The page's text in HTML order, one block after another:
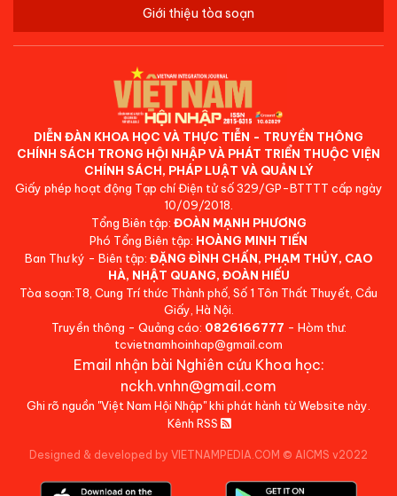
Giới thiệu tòa soạn
DIỄN ĐÀN KHOA HỌC VÀ THỰC TIỄN - TRUYỀN THÔNG
CHÍNH SÁCH TRONG HỘI NHẬP VÀ PHÁT TRIỂN THUỘC VIỆN
CHÍNH SÁCH, PHÁP LUẬT VÀ QUẢN LÝ
Giấy phép hoạt động Tạp chí Điện tử số 329/GP-BTTTT cấp ngày
10/09/2018.
Tổng Biên tập: ĐOÀN MẠNH PHƯƠNG
Phó Tổng Biên tập: HOÀNG MINH TIẾN
Ban Thư ký - Biên tập: ĐẶNG ĐÌNH CHẤN, PHẠM THỦY, CAO
HÀ, NHẬT QUANG, ĐOÀN HIẾU
Tòa soạn:T8, Cung Trí thức Thành phố, Số 1 Tôn Thất Thuyết, Cầu
Giấy, Hà Nội.
Truyền thông - Quảng cáo: 0826166777 - Hòm thư:
tcvietnamhoinhap@gmail.com
Email nhận bài Nghiên cứu Khoa học:
nckh.vnhn@gmail.com
Ghi rõ nguồn "Việt Nam Hội Nhập" khi phát hành từ Website này.
Kênh RSS
Designed & developed by VIETNAMPEDIA.COM © AICMS v2022